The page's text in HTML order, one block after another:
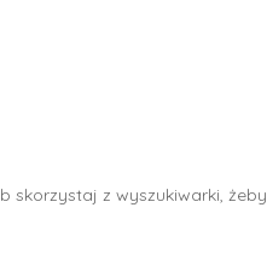
skorzystaj z wyszukiwarki, żeby